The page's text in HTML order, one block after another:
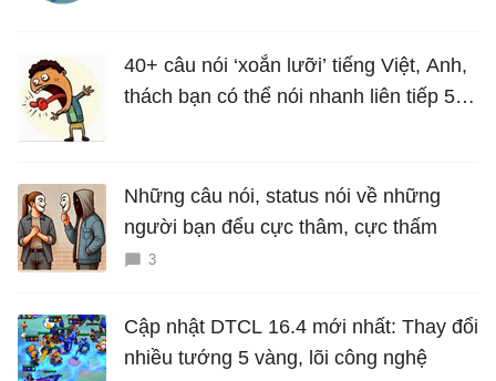
40+ câu nói ‘xoắn lưỡi’ tiếng Việt, Anh,
thách bạn có thể nói nhanh liên tiếp 5
Những câu nói, status nói về những
người bạn đểu cực thâm, cực thấm
3
Cập nhật DTCL 16.4 mới nhất: Thay đổi
nhiều tướng 5 vàng, lõi công nghệ